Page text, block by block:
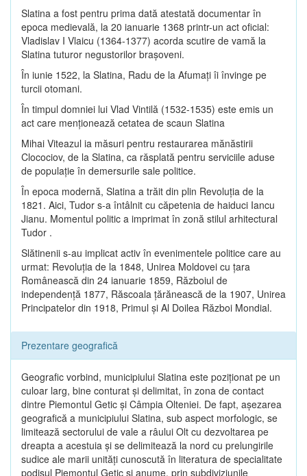
Slatina a fost pentru prima dată atestată documentar în
epoca medievală, la 20 ianuarie 1368 printr-un act oficial:
Vladislav I Vlaicu (1364-1377) acorda scutire de vamă la
Slatina tuturor negustorilor braşoveni.
În iunie 1522, la Slatina, Radu de la Afumaţi îi învinge pe
turcii otomani.
În timpul domniei lui Vlad Vintilă (1532-1535) este emis un
act care menţionează cetatea de scaun Slatina
Mihai Viteazul ia măsuri pentru restaurarea mănăstirii
Clocociov, de la Slatina, ca răsplată pentru serviciile aduse
de populaţie în demersurile sale politice.
În epoca modernă, Slatina a trăit din plin Revoluţia de la
1821. Aici, Tudor s-a întâlnit cu căpetenia de haiduci Iancu
Jianu. Momentul politic a imprimat în zonă stilul arhitectural
Tudor .
Slătinenii s-au implicat activ în evenimentele politice care au
urmat: Revoluţia de la 1848, Unirea Moldovei cu ţara
Românească din 24 ianuarie 1859, Războiul de
independenţă 1877, Răscoala ţărănească de la 1907, Unirea
Principatelor din 1918, Primul şi Al Doilea Război Mondial.
Prezentare geografică
Geografic vorbind, municipiului Slatina este poziţionat pe un
culoar larg, bine conturat şi delimitat, în zona de contact
dintre Piemontul Getic şi Câmpia Olteniei. De fapt, aşezarea
geografică a municipiului Slatina, sub aspect morfologic, se
limitează sectorului de vale a râului Olt cu dezvoltarea pe
dreapta a acestuia şi se delimitează la nord cu prelungirile
sudice ale marii unităţi cunoscută în literatura de specialitate
podişul Piemontul Getic şi anume, prin subdiviziunile